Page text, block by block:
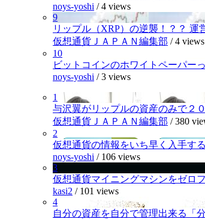
noys-yoshi /4 views
9
リップル（XRP）の逆襲！？？ 運
仮想通貨ＪＡＰＡＮ編集部 /4 views
10
ビットコインのホワイトペーパー
noys-yoshi /3 views
1
与沢翼がリップルの資産のみで２
仮想通貨ＪＡＰＡＮ編集部 /380
2
仮想通貨の情報をいち早く入手する
noys-yoshi / 106 views
3
仮想通貨マイニングマシンをゼロ
kasi2 / 101 views
4
自分の資産を自分で管理出来る「